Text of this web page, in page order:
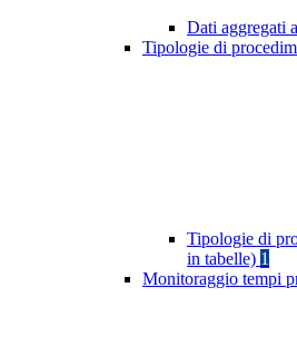
Dati aggregati
Tipologie di
Tipologie di
in tabelle) 1
Monitoraggio tempi